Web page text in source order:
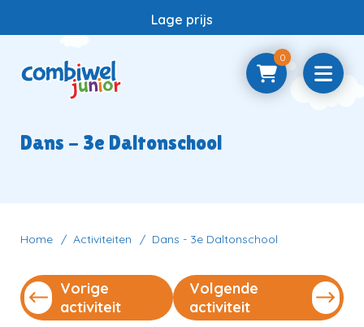
Lage prijs
0
Contact
Dans - 3e Daltonschool
Home Activiteiten Dans - 3e Daltonschool
Vorige
activiteit
Volgende
activiteit